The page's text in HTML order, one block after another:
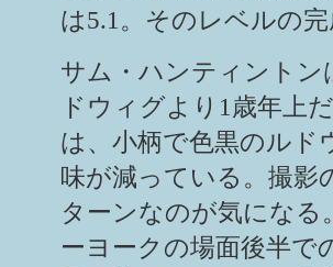
は5.1。そのレベルの
サム・ハンティントン
ドウィグより1歳年上
は、小柄で色黒のルド
味が減っている。撮影
ターンなのが気にな
ーヨークの場面後半で